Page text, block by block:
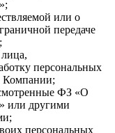
или о
передаче
персональных
Компании;
ФЗ «О
или другими
персональных